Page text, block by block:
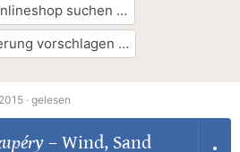
suchen …
vorschlagen …
· gelesen
– Wind, Sand